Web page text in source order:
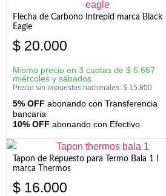
Flecha de Carbono Intrepid marca Black
Eagle
$ 20.000
Mismo precio en 3 cuotas de $ 6.667
miércoles y sábados
Precio sin impuestos nacionales: $ 15.800
5% OFF abonando con Transferencia
bancaria
10% OFF abonando con Efectivo
Tapon de Repuesto para Termo Bala 1 l
marca Thermos
$ 16.000